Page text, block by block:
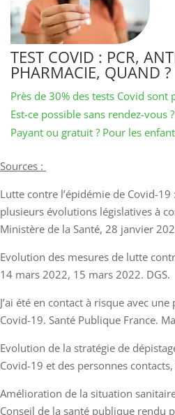
TEST COVID : PCR,
PHARMACIE, QUAND ?
Près de 30% des tests Covid sont
Est-ce possible sans rendez-vous
Payant ou gratuit ? Pour les
Sources :
Lutte contre l’épidémie de Covid-
plusieurs évolutions législatives à
Ministère de la Santé, 28 janvier
Evolution des mesures de lutte
14 mars 2022, 15 mars 2022. DGS.
J’ai été en contact à risque avec
Covid-19. Santé Publique France.
Evolution de la stratégie de
Covid-19 et des personnes
Amélioration de la situation
Conseil de la santé publique rendu